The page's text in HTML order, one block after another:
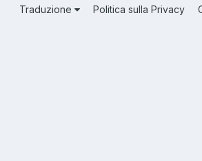
Traduzione Politica sulla Privacy